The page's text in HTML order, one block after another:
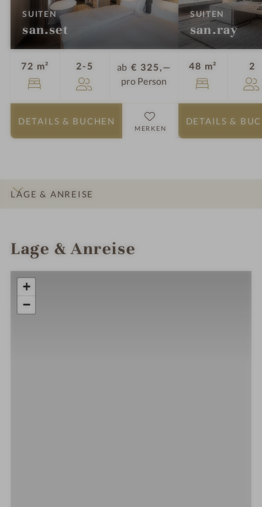
SUITEN:
san.set
72 m² 2-5 Personen
ab € 325,—
pro Person
DETAILS & BUCHEN
MERKEN
SUITEN
san.ray
48 m² 2
DETAILS &
LAGE & ANREISE
Lage & Anreise
+
−